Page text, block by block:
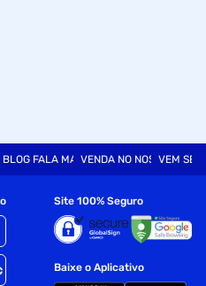
BLOG FALA MARTVENDA NO NOSSO SITE
VEM SER
Site 100% Seguro
Baixe o Aplicativo